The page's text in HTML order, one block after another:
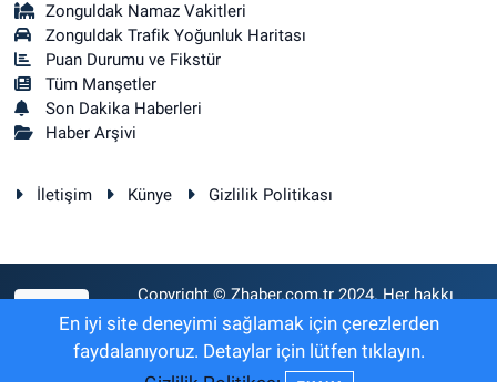
Zonguldak Namaz Vakitleri
Zonguldak Trafik Yoğunluk Haritası
Puan Durumu ve Fikstür
Tüm Manşetler
Son Dakika Haberleri
Haber Arşivi
İletişim Künye Gizlilik Politikası
Copyright © Zhaber.com.tr 2024. Her hakkı
saklıdır.
En iyi site deneyimi sağlamak için çerezlerden
faydalanıyoruz. Detaylar için lütfen tıklayın.